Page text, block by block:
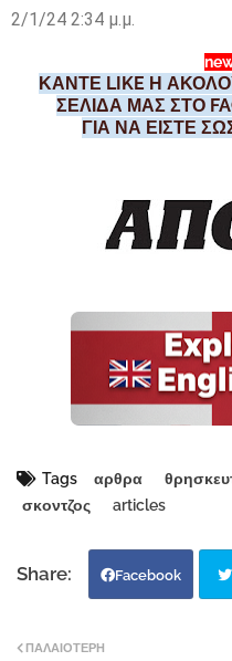
2/1/24 2:34 μ.μ.
ΚΑΝΤΕ LIKE Η
ΣΕΛΙΔΑ ΜΑΣ ΣΤΟ
ΓΙΑ ΝΑ ΕΙΣΤΕ
Tags αρθρα
σκοντζος
articles
Facebook
ΠΑΛΑΙΌΤΕΡΗ